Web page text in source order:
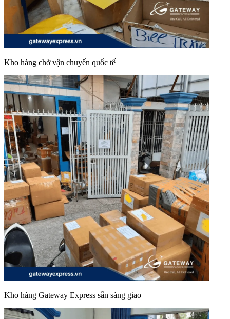
Kho hàng chờ vận chuyển quốc tế
Kho hàng Gateway Express sẵn sàng giao